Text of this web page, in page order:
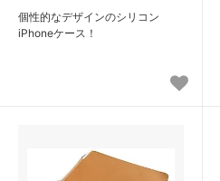
個性的なデザインのシリコン
iPhoneケース！